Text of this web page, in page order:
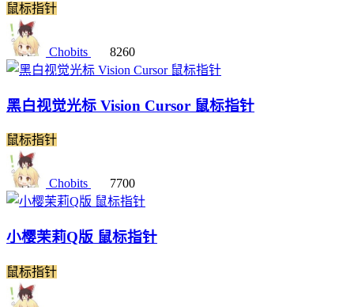
鼠标指针
Chobits 8260
黑白视觉光标 Vision Cursor 鼠标指针
鼠标指针
Chobits 7700
小樱茉莉Q版 鼠标指针
鼠标指针